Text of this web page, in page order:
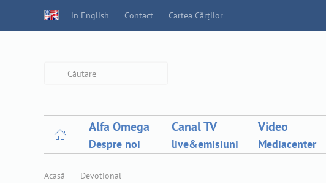
in English Contact Cartea Cărților
Alfa Omega
Despre noi
Canal TV
live&emisiuni
Video
Mediacenter
Acasă Devotional